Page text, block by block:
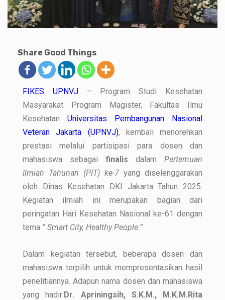
Share Good Things
FIKES UPNVJ
– Program Studi Kesehatan
Masyarakat Program Magister, Fakultas Ilmu
Kesehatan Universitas Pembangunan Nasional
Veteran Jakarta (UPNVJ), kembali menorehkan
prestasi melalui partisipasi para dosen dan
mahasiswa sebagai finalis dalam Pertemuan
Ilmiah Tahunan (PIT) ke-7 yang diselenggarakan
oleh Dinas Kesehatan DKI Jakarta Tahun 2025.
Kegiatan ilmiah ini merupakan bagian dari
peringatan Hari Kesehatan Nasional ke-61 dengan
tema ” Smart City, Healthy People.”
Dalam kegiatan tersebut, beberapa dosen dan
mahasiswa terpilih untuk mempresentasikan hasil
penelitiannya. Adapun nama dosen dan mahasiswa
yang hadir:Dr. Apriningsih, S.K.M., M.K.M.Rita